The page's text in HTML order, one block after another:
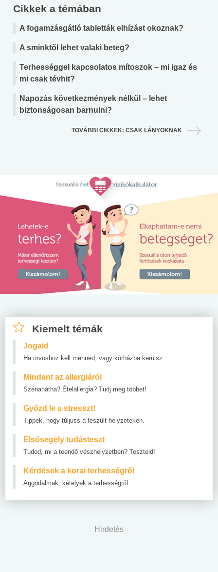
Cikkek a témában
A fogamzásgátló tabletták elhízást okoznak?
A sminktől lehet valaki beteg?
Terhességgel kapcsolatos mítoszok – mi igaz és
mi csak tévhit?
Napozás következmények nélkül – lehet
biztonságosan barnulni?
TOVÁBBI CIKKEK: CSAK LÁNYOKNAK
Kiemelt témák
Jogaid
Ha orvoshoz kell menned, vagy kórházba kerülsz
Mindent az allergiáról
Szénanátha? Ételallergia? Tudj meg többet!
Győzd le a stresszt!
Tippek, hogy túljuss a feszült helyzeteken.
Elsősegély tudásteszt
Tudod, mi a teendő vészhelyzetben? Teszteld!
Kérdések a korai terhességről
Aggodalmak, kételyek a terhességről
Hirdetés